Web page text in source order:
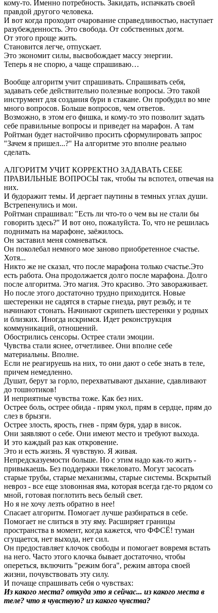
кому-то. Именно потребность. Закидать, испачкать своей
правдой другого человека.
И вот когда проходит очарование справедливостью, наступает
разубежденность. Это свобода. От собственных догм.
От этого проще жить.
Становится легче, отпускает.
Это экономит силы, высвобождает массу энергии.
Теперь я не спорю, а чаще спрашиваю…
Вообще алгоритм учит спрашивать. Спрашивать себя,
задавать себе действительно полезные вопросы. Это такой
инструмент для создания бури в стакане. Он пробудил во мне
много вопросов. Больше вопросов, чем ответов.
Возможно, в этом его фишка, и кому-то это позволит задать
себе правильные вопросы и приведет на марафон. А там
Ройтман будет настойчиво просить сформулировать запрос
"Зачем я пришел...?" На алгоритме это вполне реально
сделать.
АЛГОРИТМ УЧИТ КОРРЕКТНО ЗАДАВАТЬ СЕБЕ
ПРАВИЛЬНЫЕ ВОПРОСЫ так, чтобы ты вспотел, отвечая на
них.
И будоражит темы. И дергает паутины в темных углах души.
Встрепенулись и мои.
Ройтман спрашивал: "Есть ли что-то о чем вы не стали бы
говорить здесь?" И вот оно, пожалуйста. То, что не решилась
поднимать на марафоне, заёжилось.
Он заставил меня сомневаться.
Он поколебал немного мое заново приобретенное счастье.
Хотя...
Никто же не сказал, что после марафона только счастье.Это
есть работа. Она продолжается долго после марафона. Долго
после алгоритма. Это магия. Это красиво. Это завораживает.
Но после этого достаточно трудно приходится. Новые
шестеренки не садятся в старые гнезда, рвут резьбу, и те
начинают стонать. Начинают скрипеть шестеренки у родных
и близких. Иногда искримся. Идет реконструкция
коммуникаций, отношений.
Обострились сенсоры. Острее стали эмоции.
Чувства стали яснее, отчетливее. Они вполне себе
материальны. Вполне.
Если не реагируешь на них, то они дают о себе знать в теле,
причем немедленно.
Душат, берут за горло, перехватывают дыхание, сдавливают
до тошнотиков!
И неприятные чувства тоже. Как без них.
Острее боль, острее обида - прям укол, прям в сердце, прям до
слез в брызги.
Острее злость, ярость, гнев - прям буря, удар в висок.
Они заявляют о себе. Они имеют место и требуют выхода.
И это каждый раз как откровение.
Это и есть жизнь. Я чувствую. Я живая.
Непредсказуемости больше. Но с этим надо как-то жить -
привыкаешь. Без поддержки тяжеловато. Могут засосать
старые трубы, старые механизмы, старые системы. Вскрытый
невроз - все еще зловонная яма, которая всегда где-то рядом со
мной, готовая поглотить весь белый свет.
Но я не хочу лезть обратно в нее!
Спасает алгоритм. Помогает лучше разбираться в себе.
Помогает не слиться в эту яму. Расширяет границы
пространства в момент, когда кажется, что ФФСЁ! туман
сгущается, нет выхода, нет сил.
Он предоставляет клочок свободы и помогает вовремя встать
на него. Часто этого клочка бывает достаточно, чтобы
опереться, включить "режим бога", режим автора своей
жизни, почувствовать эту силу.
И почаще спрашивать себя о чувствах:
Из какого места? откуда это я сейчас... из какого места в
теле? что я чувствую? из какого чувства?